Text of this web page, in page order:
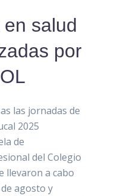
salud
por
las jornadas de
2025
de
del Colegio
llevaron a cabo
agosto y